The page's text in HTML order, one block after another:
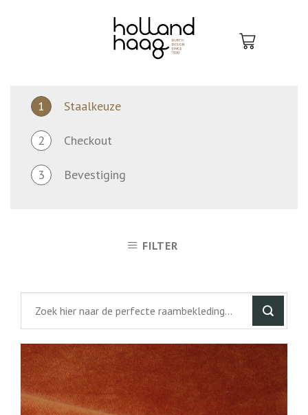
1 Staalkeuze
2 Checkout
3 Bevestiging
FILTER